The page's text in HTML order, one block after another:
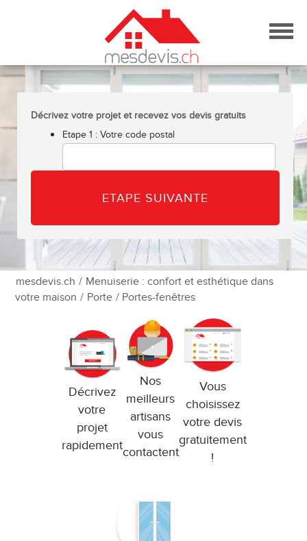
Décrivez votre projet et recevez vos devis gratuits
Etape 1 : Votre code postal
Décrivez
votre
projet
rapidement
Nos
meilleurs
artisans
vous
contactent
Vous
choisissez
votre devis
gratuitement
!
mesdevis.ch / Menuiserie : confort et esthétique dans
votre maison / Porte / Portes-fenêtres